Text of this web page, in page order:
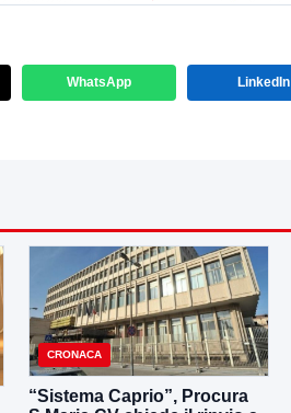
WhatsApp LinkedIn
CRONACA
“Sistema Caprio”, Procura